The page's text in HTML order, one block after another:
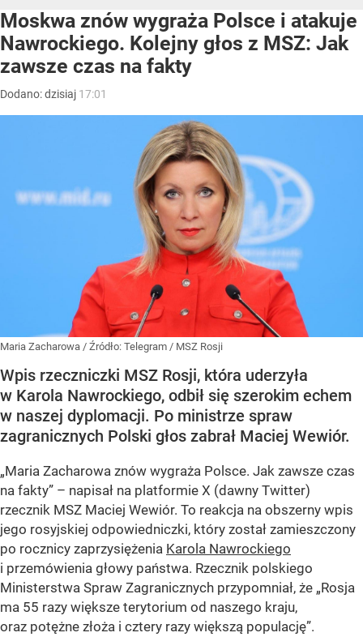
Moskwa znów wygraża Polsce i atakuje
Nawrockiego. Kolejny głos z MSZ: Jak
zawsze czas na fakty
Dodano:dzisiaj 17:01
Maria Zacharowa / Źródło: Telegram / MSZ Rosji
Wpis rzeczniczki MSZ Rosji, która uderzyła
w Karola Nawrockiego, odbił się szerokim echem
w naszej dyplomacji. Po ministrze spraw
zagranicznych Polski głos zabrał Maciej Wewiór.
„Maria Zacharowa znów wygraża Polsce. Jak zawsze czas
na fakty” – napisał na platformie X (dawny Twitter)
rzecznik MSZ Maciej Wewiór. To reakcja na obszerny wpis
jego rosyjskiej odpowiedniczki, który został zamieszczony
po rocznicy zaprzysiężenia Karola Nawrockiego
i przemówienia głowy państwa. Rzecznik polskiego
Ministerstwa Spraw Zagranicznych przypomniał, że „Rosja
ma 55 razy większe terytorium od naszego kraju,
oraz potężne złoża i cztery razy większą populację”.